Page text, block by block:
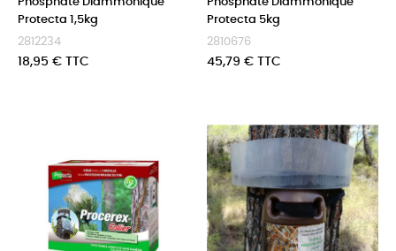
Protecta 1,5kg
2812234
Prix
18,95 € TTC
Protecta 5kg
2810676
Prix
45,79 € TTC